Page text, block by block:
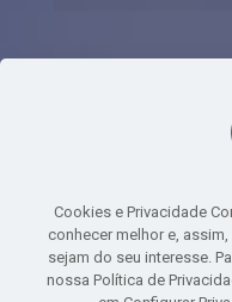
© 2020 - Yoshie &
05.459.716/0001-
PAVIMENTO - CEP
Cookies e Privacidade
conhecer melhor e,
sejam do seu interesse.
nossa Política de